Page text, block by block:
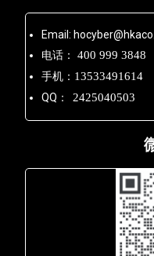
Email:
电话：
400 999
手机：
QQ： 2425040503